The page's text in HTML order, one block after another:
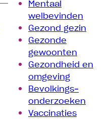
Mentaal
welbevinden
Gezond gezin
Gezonde
gewoonten
Gezondheid en
omgeving
Bevolkings­
onderzoeken
Vaccinaties